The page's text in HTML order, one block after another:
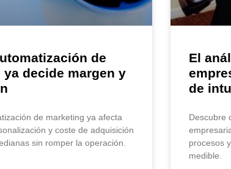
de
ya decide margen y
de marketing ya afecta
y coste de adquisición
sin romper la operación.
El
de
Descubre
procesos
medible.